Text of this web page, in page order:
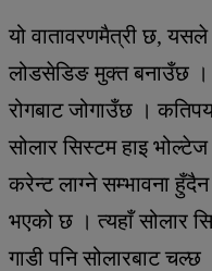
यो वातावरणमैत्री छ,
लोडसेडिङ मुक्त बनाउँछ ।
रोगबाट जोगाउँछ ।
सोलार सिस्टम हाइ
करेन्ट लाग्ने सम्भावना
भएको छ । त्यहाँ सोलार
गाडी पनि सोलारबाट चल्छ